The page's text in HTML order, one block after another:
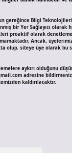
gereğince Bilgi
bir Yer Sağlayıcı olarak
proaktif olarak denetleme
Ancak,
olup, siteye üye olarak bu
aykırı olduğunu
adresine
kaldırılacaktır.